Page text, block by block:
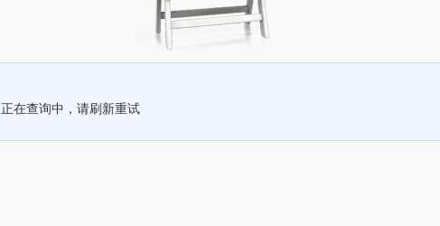
正在查询中，请刷新重试